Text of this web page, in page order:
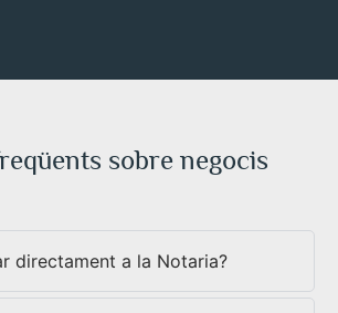
sobre negocis
directament a la Notaria?